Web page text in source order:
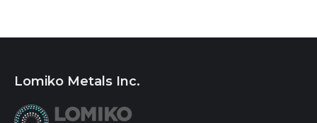
Lomiko Metals Inc.